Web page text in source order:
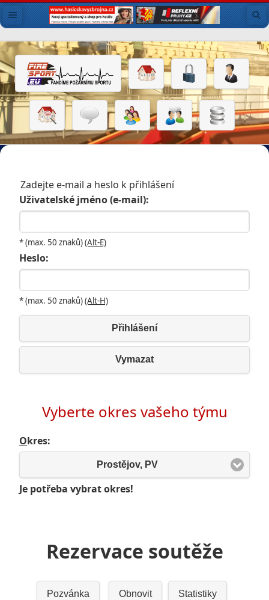
Zadejte e-mail a heslo k přihlášení
Uživatelské jméno (e-mail):
* (max. 50 znaků)(Alt-E)
Heslo:
* (max. 50 znaků)(Alt-H)
Přihlášení
Vymazat
Vyberte okres vašeho týmu
Okres:
Prostějov, PV
Je potřeba vybrat okres!
Rezervace soutěže
Pozvánka Obnovit Statistiky